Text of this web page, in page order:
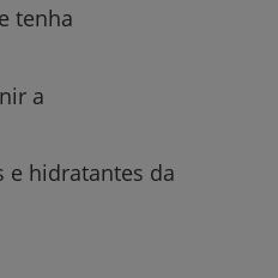
tenha
a
e hidratantes da